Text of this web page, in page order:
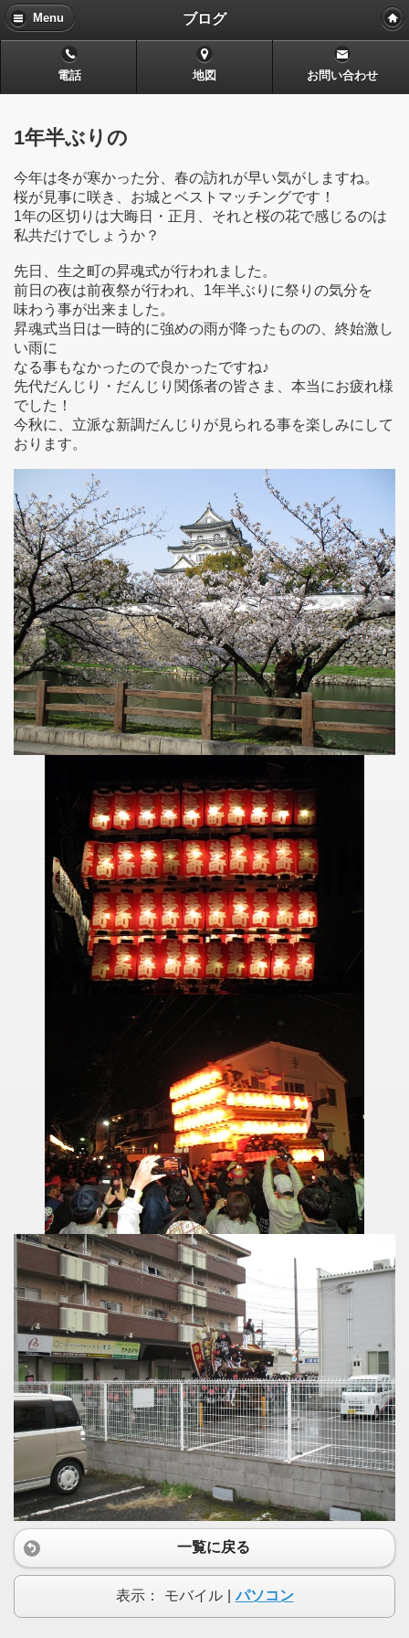
Menu ブログ
電話 地図 お問い合わせ
1年半ぶりの
今年は冬が寒かった分、春の訪れが早い気がしますね。
桜が見事に咲き、お城とベストマッチングです！
1年の区切りは大晦日・正月、それと桜の花で感じるのは
私共だけでしょうか？
先日、生之町の昇魂式が行われました。
前日の夜は前夜祭が行われ、1年半ぶりに祭りの気分を
味わう事が出来ました。
昇魂式当日は一時的に強めの雨が降ったものの、終始激し
い雨に
なる事もなかったので良かったですね♪
先代だんじり・だんじり関係者の皆さま、本当にお疲れ様
でした！
今秋に、立派な新調だんじりが見られる事を楽しみにして
おります。
一覧に戻る
表示： モバイル パソコン